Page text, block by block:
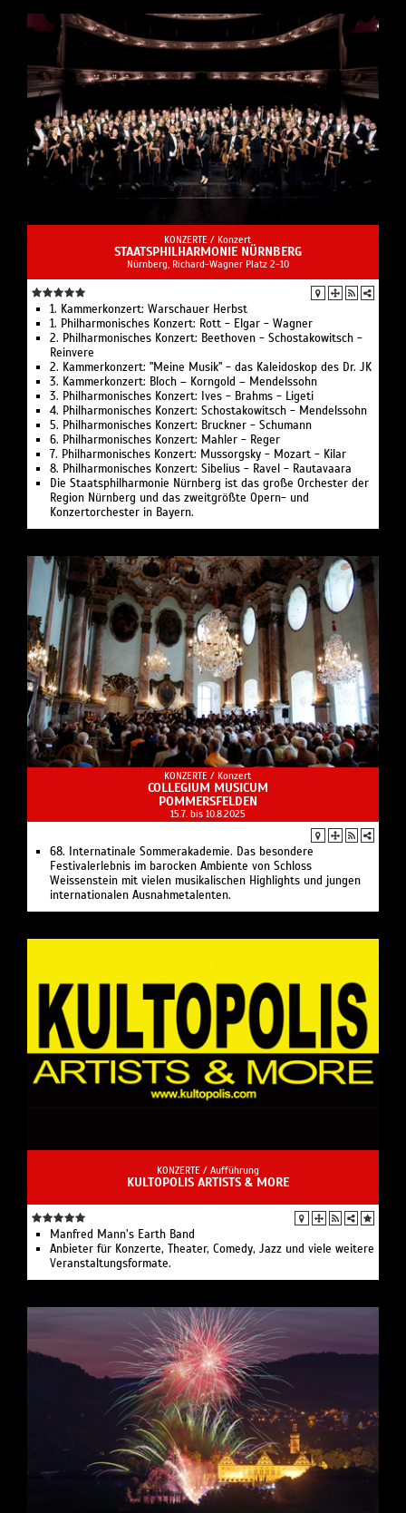
KONZERTE / Konzert
STAATS­PHIL­HAR­MO­NIE NÜRNBERG
Nürnberg, Richard-Wagner Platz 2-10
1. Kammerkonzert: War­schau­er Herbst
1. Philharmonisches Konzert: Rott - Elgar - Wagner
2. Philharmonisches Konzert: Beet­ho­ven - Schosta­ko­witsch -
Rein­ve­re
2. Kammerkonzert: "Meine Musik" - das Ka­lei­do­skop des Dr. JK
3. Kammerkonzert: Bloch – Korn­gold – Men­dels­sohn
3. Philharmonisches Konzert: Ives - Brahms - Ligeti
4. Philharmonisches Konzert: Schosta­ko­witsch - Men­dels­sohn
5. Philharmonisches Konzert: Bruck­ner - Schu­mann
6. Philharmonisches Konzert: Mahler - Reger
7. Philharmonisches Konzert: Mus­sorgs­ky - Mozart - Kilar
8. Philharmonisches Konzert: Si­be­li­us - Ravel - Rau­ta­vaa­ra
Die Staatsphilharmonie Nürnberg ist das große Orchester der
Region Nürnberg und das zweitgrößte Opern- und
Konzertorchester in Bayern.
KONZERTE / Konzert
COLLEGIUM MUSICUM
POMMERSFELDEN
15.7. bis 10.8.2025
68. Internatinale Sommerakademie. Das besondere
Festivalerlebnis im barocken Ambiente von Schloss
Weissenstein mit vielen musikalischen Highlights und jungen
internationalen Ausnahmetalenten.
KONZERTE / Aufführung
KULTOPOLIS ARTISTS & MORE
Manfred Mann’s Earth Band
Anbieter für Konzerte, Theater, Comedy, Jazz und viele weitere
Veranstaltungsformate.